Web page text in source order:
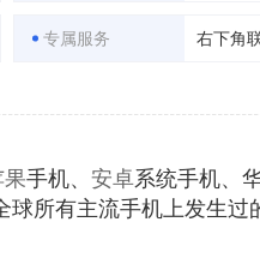
专属服务 右下角
手机、 安卓系统手机、
球所有主流手机上发生